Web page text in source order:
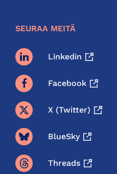
SEURAA MEITÄ
Linkedin
Facebook
X (twitter)
BlueSky
Threads